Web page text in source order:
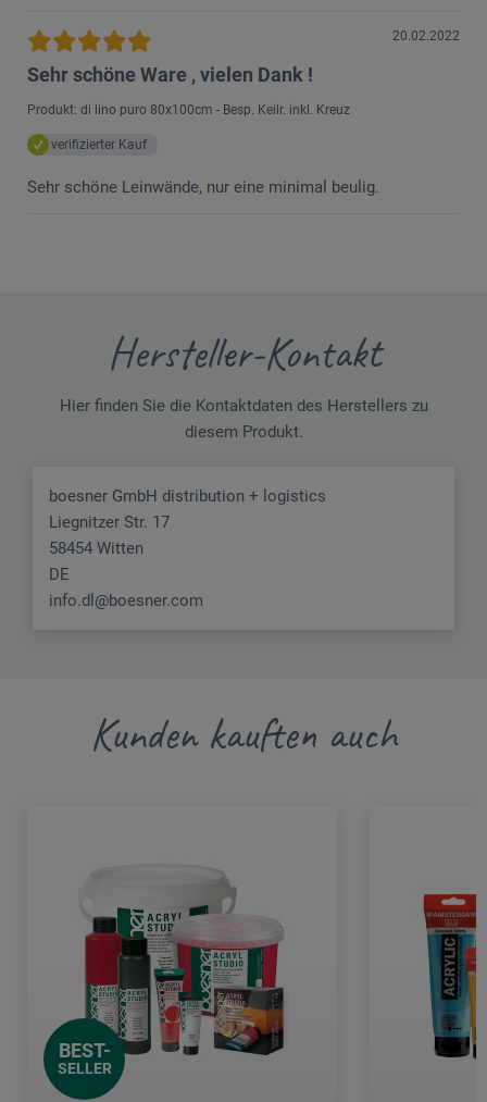
20.02.2022
Sehr schöne Ware , vielen Dank !
Produkt: di lino puro 80x100cm - Besp. Keilr. inkl. Kreuz
verifizierter Kauf
Sehr schöne Leinwände, nur eine minimal beulig.
Hersteller-Kontakt
Hier finden Sie die Kontaktdaten des Herstellers zu
diesem Produkt.
boesner GmbH distribution + logistics
Liegnitzer Str. 17
58454 Witten
DE
info.dl@boesner.com
Kunden kauften auch
BEST-
SELLER